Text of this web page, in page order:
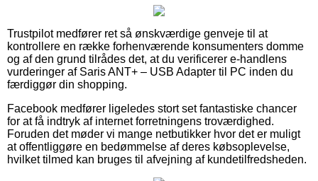
Trustpilot medfører ret så ønskværdige genveje til at
kontrollere en række forhenværende konsumenters domme
og af den grund tilrådes det, at du verificerer e-handlens
vurderinger af Saris ANT+ – USB Adapter til PC inden du
færdiggør din shopping.
Facebook medfører ligeledes stort set fantastiske chancer
for at få indtryk af internet forretningens troværdighed.
Foruden det møder vi mange netbutikker hvor det er muligt
at offentliggøre en bedømmelse af deres købsoplevelse,
hvilket tilmed kan bruges til afvejning af kundetilfredsheden.